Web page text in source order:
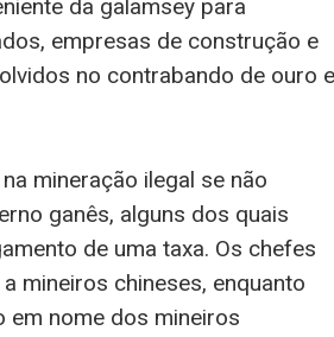
da galamsey para
empresas de construção e
no contrabando de ouro e
mineração ilegal se não
ganês, alguns dos quais
de uma taxa. Os chefes
mineiros chineses, enquanto
em nome dos mineiros